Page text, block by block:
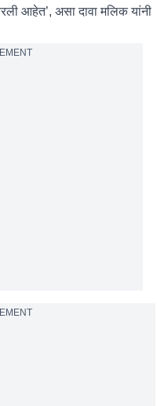
आहेत’, असा दावा मलिक यांनी